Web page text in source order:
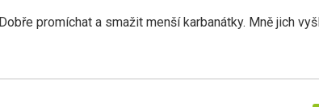
Dobře promíchat a smažit menší karbanátky. Mně jich